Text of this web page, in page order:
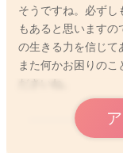
そうですね。必ずし
もあると思います
の生きる力を信じて
また何かお困りのこ
ださいね。